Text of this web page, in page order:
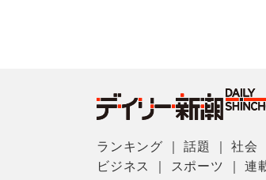
ランキング ｜話題 ｜社会
ビジネス
スポーツ ｜連